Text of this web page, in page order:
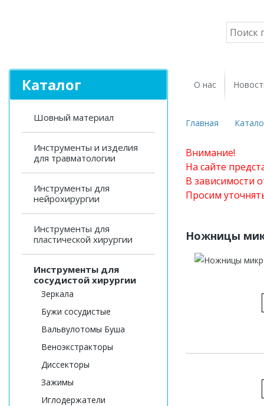
Каталог
Шовный материал
Инструменты и изделия
для травматологии
Инструменты для
нейрохирургии
Инструменты для
пластической хирургии
Инструменты для
сосудистой хирургии
Зеркала
Бужи сосудистые
Вальвулотомы Буша
Веноэкстракторы
Диссекторы
Зажимы
Иглодержатели
О нас
Главная
Внимание!
На сайте
В зависимости
Просим
Ножницы